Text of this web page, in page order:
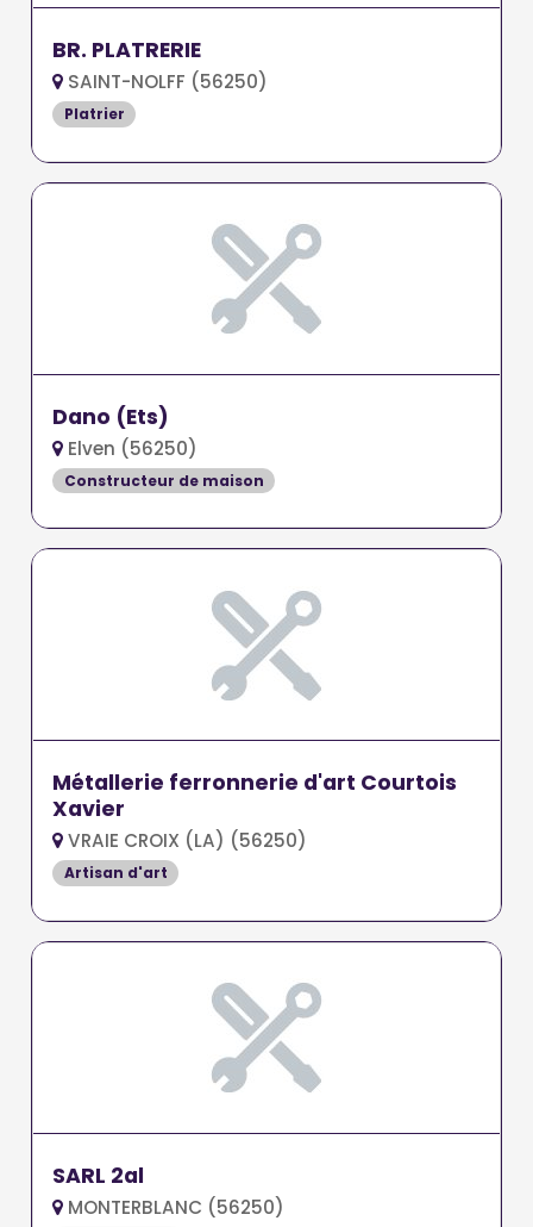
BR. PLATRERIE
SAINT-NOLFF (56250)
Platrier
Dano (Ets)
Elven (56250)
Constructeur de maison
Métallerie ferronnerie d'art Courtois
Xavier
VRAIE CROIX (LA) (56250)
Artisan d'art
SARL 2al
MONTERBLANC (56250)